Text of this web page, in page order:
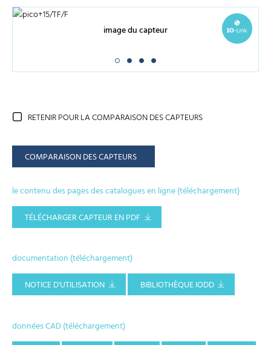
image du capteur
RETENIR POUR LA COMPARAISON DES CAPTEURS
COMPARAISON DES CAPTEURS
le contenu des pages des catalogues en ligne (téléchargement)
TÉLÉCHARGER CAPTEUR EN PDF
documentation (téléchargement)
NOTICE D'UTILISATION
BIBLIOTHÈQUE IODD
données CAD (téléchargement)